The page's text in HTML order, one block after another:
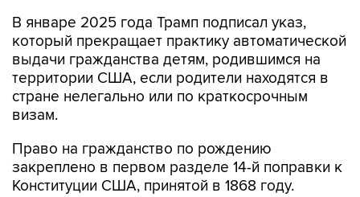
В январе 2025 года Трамп подписал указ,
который прекращает практику автоматической
выдачи гражданства детям, родившимся на
территории США, если родители находятся в
стране нелегально или по краткосрочным
визам.
Право на гражданство по рождению
закреплено в первом разделе 14-й поправки к
Конституции США, принятой в 1868 году.